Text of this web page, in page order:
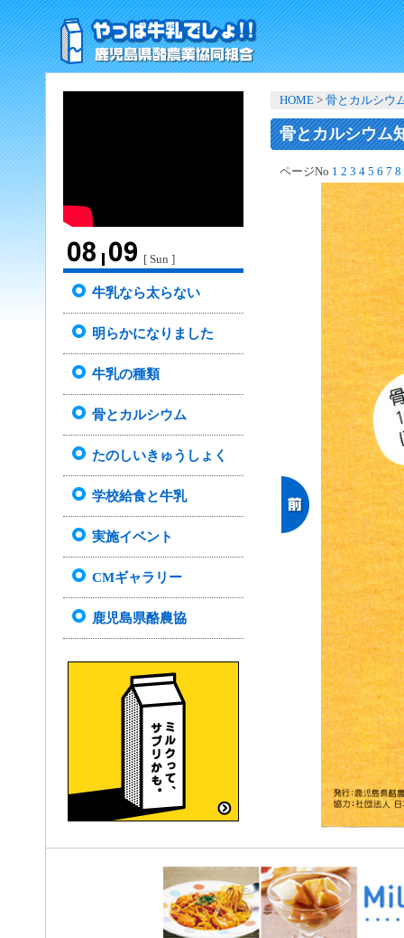
[ Sun ]
牛乳なら太らない
明らかになりました
牛乳の種類
骨とカルシウム
たのしいきゅうしょく
学校給食と牛乳
実施イベント
CMギャラリー
鹿児島県酪農協
HOME > 骨とカルシウ
骨とカルシウム
ページNo 1 2 3 4 5 6 7 8